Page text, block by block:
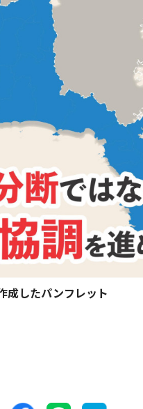
成したパンフレット